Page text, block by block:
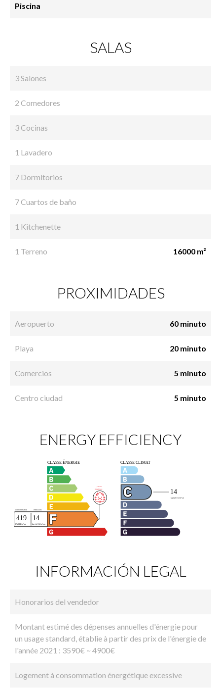
Piscina
SALAS
3 Salones
2 Comedores
3 Cocinas
1 Lavadero
7 Dormitorios
7 Cuartos de baño
1 Kitchenette
1 Terreno 16000 m²
PROXIMIDADES
Aeropuerto 60 minuto
Playa 20 minuto
Comercios 5 minuto
Centro ciudad 5 minuto
ENERGY EFFICIENCY
INFORMACIÓN LEGAL
Honorarios del vendedor
Montant estimé des dépenses annuelles d'énergie pour
un usage standard, établie à partir des prix de l'énergie de
l'année 2021 : 3590€ ~ 4900€
Logement à consommation énergétique excessive